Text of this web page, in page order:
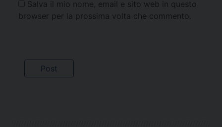
Salva il mio nome, email e sito web in questo
browser per la prossima volta che commento.